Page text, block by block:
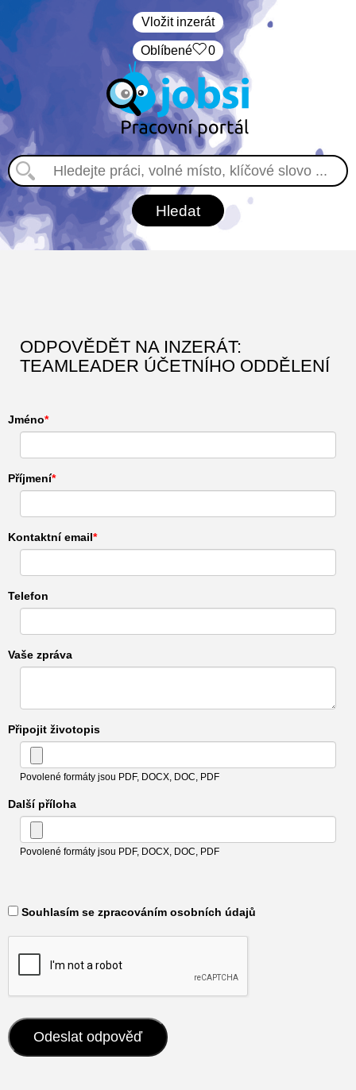
Vložit inzerát
Oblíbené 0
ODPOVĚDĚT NA INZERÁT:
TEAMLEADER ÚČETNÍHO ODDĚLENÍ
Jméno
Příjmení
Kontaktní email
Telefon
Vaše zpráva
Připojit životopis
Povolené formáty jsou PDF, DOCX, DOC, PDF
Další příloha
Povolené formáty jsou PDF, DOCX, DOC, PDF
​ Souhlasím se zpracováním osobních údajů